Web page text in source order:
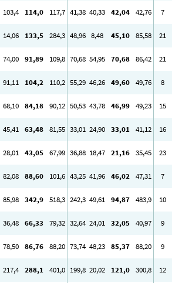
103,4 114,0 117,7 41,38 40,33 42,04 42,76
7
14,06 133,5 284,3 48,96 8,48 45,10 85,58
21
74,00 91,89 109,8 70,68 54,95 70,68 86,42
21
91,11 104,2 110,2 55,29 46,26 49,60 49,76
8
68,10 84,18 90,12 50,53 43,78 46,99 49,23
15
45,41 63,48 81,55 33,01 24,90 33,01 41,12
16
28,01 43,05 67,99 36,88 18,47 21,16 35,45
23
82,08 88,60 101,6 43,25 41,96 46,02 47,31
7
85,98 342,9 518,3 242,3 49,61 94,87 483,9
10
36,48 66,33 79,32 32,64 24,01 32,05 40,97
9
78,50 86,76 88,20 73,74 48,23 85,37 88,20
9
217,4 288,1 401,0 199,8 20,02 121,0 300,8
12